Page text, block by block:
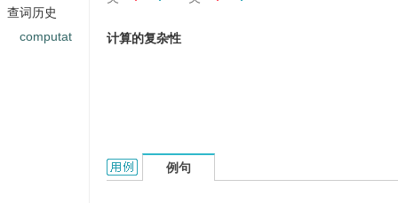
计算的复杂性
computational complexity的用法和样例：
例句
查词历史
computat